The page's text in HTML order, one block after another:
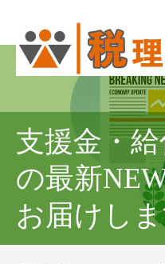
支援金・
の最新
お届けし